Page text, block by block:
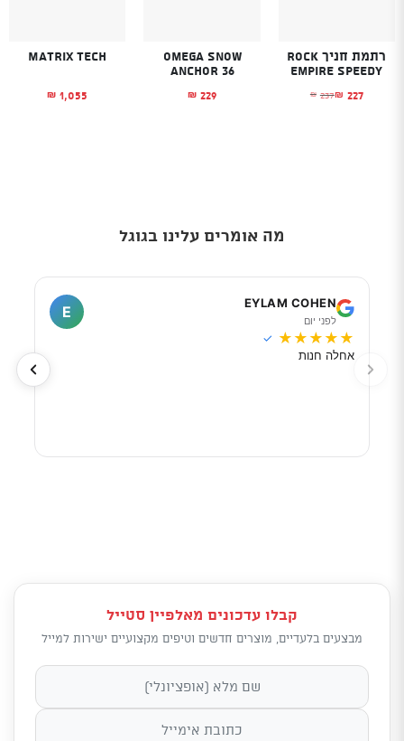
רתמת חניך Rock
Empire Speedy
₪ 237
המחיר המקורי היה: ₪237.₪ 227 המחיר הנוכחי הוא: ₪227.
Omega Snow
Anchor 36
₪ 229
Matrix Tech
₪ 1,055
מה אומרים עלינו בגוגל
EYLAM COHEN
לפני יום
E
★
★
★
★
★
✓
אחלה חנות
קבלו עדכונים מאלפיין סטייל
מבצעים בלעדיים, מוצרים חדשים וטיפים מקצועיים ישירות למייל